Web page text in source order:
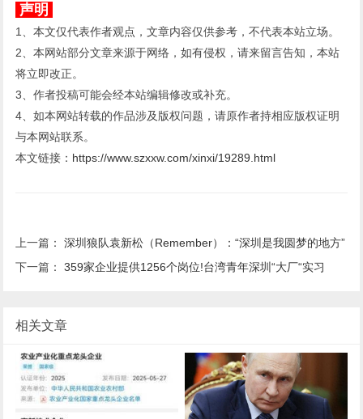
声明
1、本文仅代表作者观点，文章内容仅供参考，不代表本站立场。
2、本网站部分文章来源于网络，如有侵权，请来留言告知，本站
将立即改正。
3、作者投稿可能会经本站编辑修改或补充。
4、如本网站转载的作品涉及版权问题，请原作者持相应版权证明
与本网站联系。
本文链接： https://www.szxxw.com/xinxi/19289.html
上一篇：深圳狼队袁新松（Remember）：“深圳是我圆梦的地方”
下一篇：359家企业提供1256个岗位!台湾青年深圳“大厂“实习
相关文章